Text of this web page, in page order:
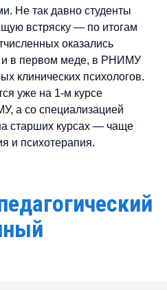
Не так давно студенты
встряску — по итогам
оказались
и в первом меде, в РНИМУ
клинических психологов.
уже на 1-м курсе
а со специализацией
старших курсах — чаще
и психотерапия.